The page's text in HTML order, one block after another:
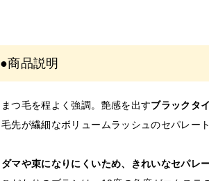
〇開業予定の方＿証
order@odette.co.jp
●商品説明
まつ毛を程よく強調。艶感を出すブラックタ
毛先が繊細なボリュームラッシュのセパレー
ダマや束になりにくいため、きれいなセパレ